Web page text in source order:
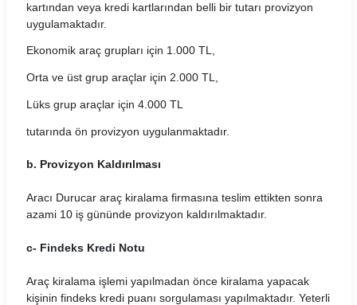
Europcar Araç Kiralama Koşulları
Garenta Araç Kiralama Koşulları
Goldcar Araç Kiralama Koşulları
Hit Araç Kiralama Koşulları
HLS Filo Araç Kiralama Koşulları
İnteria Araç Kiralama Koşulları
kartından veya kredi kartlarından belli bir tutarı provizyon
uygulamaktadır.
Ekonomik araç grupları için 1.000 TL,
Orta ve üst grup araçlar için 2.000 TL,
Lüks grup araçlar için 4.000 TL
tutarında ön provizyon uygulanmaktadır.
b. Provizyon Kaldırılması
Aracı Durucar araç kiralama firmasına teslim ettikten sonra
azami 10 iş gününde provizyon kaldırılmaktadır.
c- Findeks Kredi Notu
Araç kiralama işlemi yapılmadan önce kiralama yapacak
kişinin findeks kredi puanı sorgulaması yapılmaktadır. Yeterli